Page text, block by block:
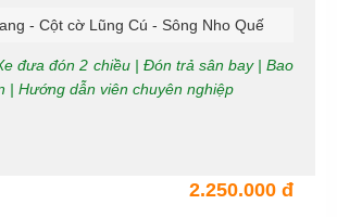
- Cột cờ Lũng Cú - Sông Nho Quế
đưa đón 2 chiều | Đón trả sân bay | Bao
| Hướng dẫn viên chuyên nghiệp
2.250.000 đ